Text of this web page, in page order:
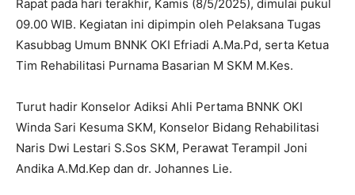
Rapat pada hari terakhir, Kamis (8/5/2025), dimulai pukul
09.00 WIB. Kegiatan ini dipimpin oleh Pelaksana Tugas
Kasubbag Umum BNNK OKI Efriadi A.Ma.Pd, serta Ketua
Tim Rehabilitasi Purnama Basarian M SKM M.Kes.
Turut hadir Konselor Adiksi Ahli Pertama BNNK OKI
Winda Sari Kesuma SKM, Konselor Bidang Rehabilitasi
Naris Dwi Lestari S.Sos SKM, Perawat Terampil Joni
Andika A.Md.Kep dan dr. Johannes Lie.